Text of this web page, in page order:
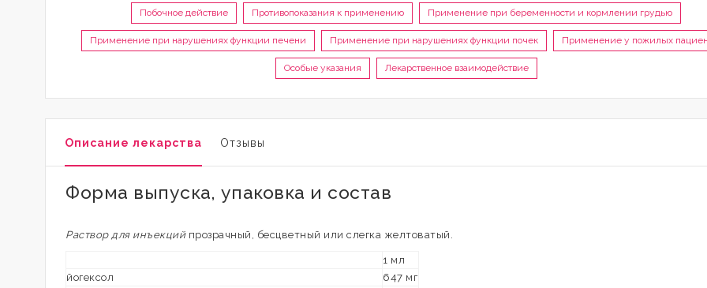
Побочное действие Противопоказания к применению Применение при беременности и кормлении грудью
Применение при нарушениях функции печени Применение при нарушениях функции почек Применение у пожилых
Особые указания Лекарственное взаимодействие
Описание лекарства Отзывы
Форма выпуска, упаковка и состав
Раствор для инъекцийпрозрачный, бесцветный или слегка желтоватый.
1 мл
йогексол
647 мг